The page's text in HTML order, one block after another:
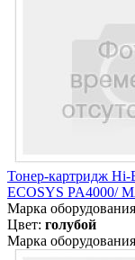
Тонер-картридж
ECOSYS PA4000/
Марка
Цвет: голубой
Марка